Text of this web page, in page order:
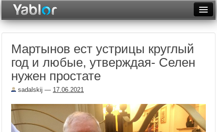
Неделя
Месяц
Архив
Фототоп
Мартынов ест устрицы круглый
год и любые, утверждая- Селен
нужен простате
sadalskij — 17.06.2021